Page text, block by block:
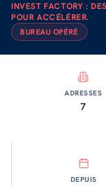
INVEST FACTORY :
POUR ACCÉLÉRER.
BUREAU OPÉRÉ
ADRESSES
7
DEPUIS